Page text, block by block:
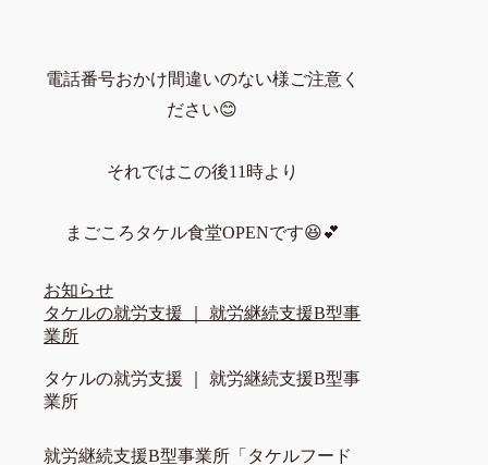
電話番号おかけ間違いのない様ご注意く
ださい😊
それではこの後11時より
まごころタケル食堂OPENです😆💕
お知らせ
タケルの就労支援 ｜ 就労継続支援B型事
業所
タケルの就労支援 ｜ 就労継続支援B型事
業所
就労継続支援B型事業所「タケルフード